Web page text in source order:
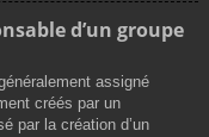
d’un groupe
assigné
créés par un
par la création d’un